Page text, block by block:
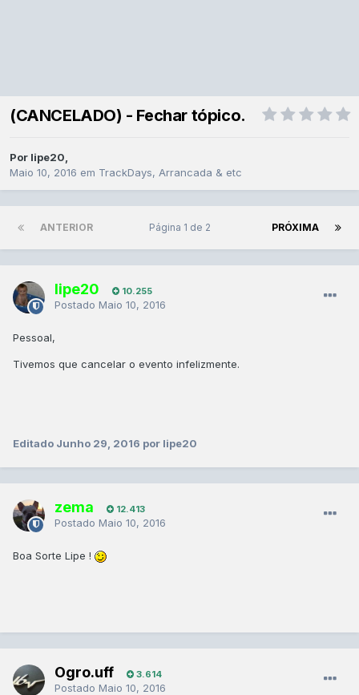
(CANCELADO) - Fechar tópico.
Por lipe20,
Maio 10, 2016 em TrackDays, Arrancada & etc
ANTERIOR PRÓXIMA
Página 1 de 2
lipe20 10.255
Postado Maio 10, 2016
Pessoal,
Tivemos que cancelar o evento infelizmente.
Editado Junho 29, 2016 por lipe20
zema 12.413
Postado Maio 10, 2016
Boa Sorte Lipe !
Ogro.uff 3.614
Postado Maio 10, 2016